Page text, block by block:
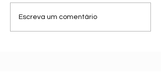
25 de Jun - Looks de
inverno 2
Escreva um comentário